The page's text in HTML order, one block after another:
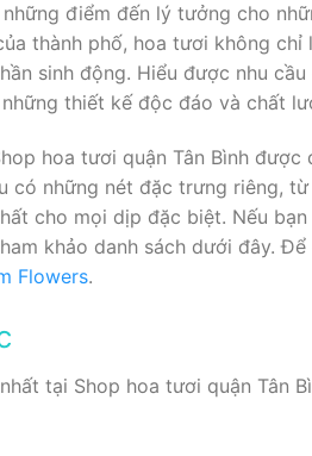
điểm đến lý tưởng cho
thành phố, hoa tươi không
sinh động. Hiểu được nhu
thiết kế độc đáo và chất
hoa tươi quận Tân Bình
có những nét đặc trưng riêng,
cho mọi dịp đặc biệt. Nếu
khảo danh sách dưới đây.
Flowers.
tại Shop hoa tươi quận Tân